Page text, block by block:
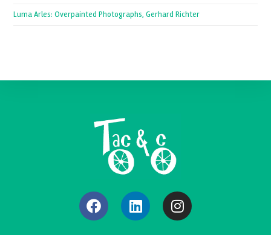
Luma Arles: Overpainted Photographs, Gerhard Richter